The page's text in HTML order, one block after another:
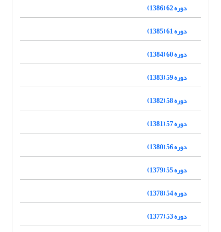
دوره 62 (1386)
دوره 61 (1385)
دوره 60 (1384)
دوره 59 (1383)
دوره 58 (1382)
دوره 57 (1381)
دوره 56 (1380)
دوره 55 (1379)
دوره 54 (1378)
دوره 53 (1377)